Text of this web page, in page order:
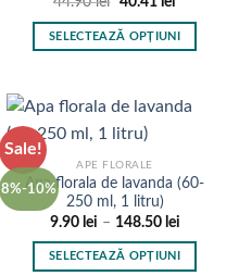
a
fost:
este:
40.41 lei.
SELECTEAZĂ OPȚIUNI
are
mai
variații.
Opțiunile
pot
fi
alese
Sale!
8%-10%
APE FLORALE
Apa florala de lavanda (60-
250 ml, 1 litru)
9.90 lei – 148.50 leiInterval
prețuri:
9.90 lei
SELECTEAZĂ OPȚIUNI